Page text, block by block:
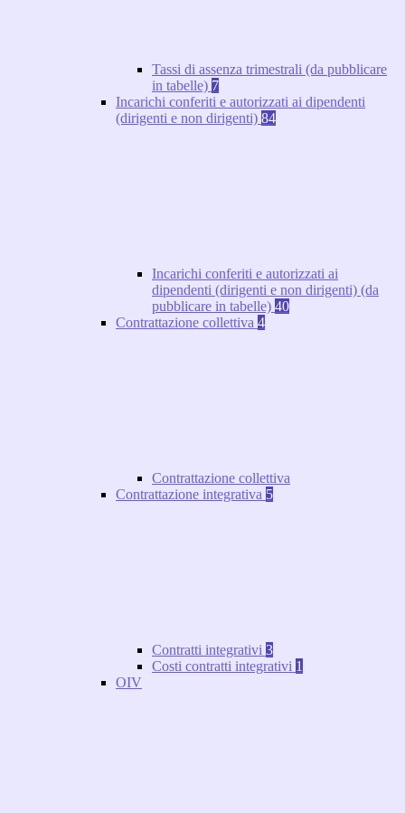
Tassi di assenza trimestrali (da pubblicare
in tabelle) 7
Incarichi conferiti e autorizzati ai dipendenti
(dirigenti e non dirigenti) 84
Incarichi conferiti e autorizzati ai
dipendenti (dirigenti e non dirigenti) (da
pubblicare in tabelle) 40
Contrattazione collettiva 4
Contrattazione collettiva
Contrattazione integrativa 5
Contratti integrativi 3
Costi contratti integrativi 1
OIV